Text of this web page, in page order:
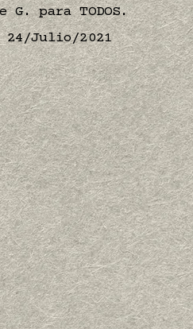
G. para TODOS.
24/Julio/2021